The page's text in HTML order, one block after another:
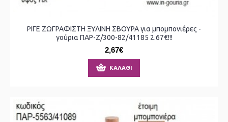
ΡΙΓΕ ΖΩΓΡΑΦΙΣΤΗ ΞΥΛΙΝΗ ΣΒΟΥΡΑ για μπομπονιέρες -
γούρια ΠΑΡ-Ζ/300-82/41185 2.67€!!!
2,67€
ΚΑΛΆΘΙ